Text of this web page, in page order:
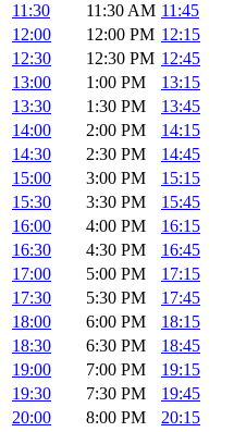
11:30
11:30 AM 11:45
12:00
12:00 PM 12:15
12:30
12:30 PM 12:45
13:00
1:00 PM 13:15
13:30
1:30 PM 13:45
14:00
2:00 PM 14:15
14:30
2:30 PM 14:45
15:00
3:00 PM 15:15
15:30
3:30 PM 15:45
16:00
4:00 PM 16:15
16:30
4:30 PM 16:45
17:00
5:00 PM 17:15
17:30
5:30 PM 17:45
18:00
6:00 PM 18:15
18:30
6:30 PM 18:45
19:00
7:00 PM 19:15
19:30
7:30 PM 19:45
20:00
8:00 PM 20:15